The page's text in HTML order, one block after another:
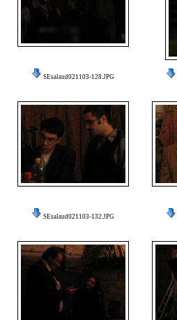
SEsalaud021103-128.JPG
SEsalaud021103-132.JPG